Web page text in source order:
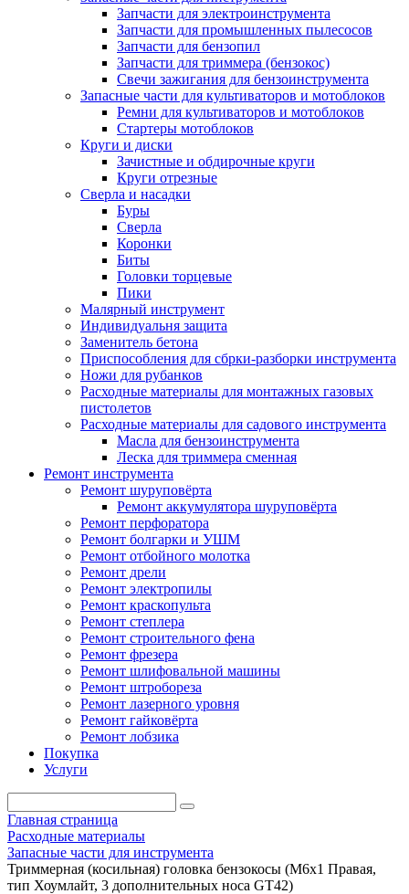
Запчасти для электроинструмента
Запчасти для промышленных пылесосов
Запчасти для бензопил
Запчасти для триммера (бензокос)
Свечи зажигания для бензоинструмента
Запасные части для культиваторов и мотоблоков
Ремни для культиваторов и мотоблоков
Стартеры мотоблоков
Круги и диски
Зачистные и обдирочные круги
Круги отрезные
Сверла и насадки
Буры
Сверла
Коронки
Биты
Головки торцевые
Пики
Малярный инструмент
Индивидуальня защита
Заменитель бетона
Приспособления для сбрки-разборки инструмента
Ножи для рубанков
Расходные материалы для монтажных газовых
пистолетов
Расходные материалы для садового инструмента
Масла для бензоинструмента
Леска для триммера сменная
Ремонт инструмента
Ремонт шуруповёрта
Ремонт аккумулятора шуруповёрта
Ремонт перфоратора
Ремонт болгарки и УШМ
Ремонт отбойного молотка
Ремонт дрели
Ремонт электропилы
Ремонт краскопульта
Ремонт степлера
Ремонт строительного фена
Ремонт фрезера
Ремонт шлифовальной машины
Ремонт штробореза
Ремонт лазерного уровня
Ремонт гайковёрта
Ремонт лобзика
Покупка
Услуги
Главная страница
Расходные материалы
Запасные части для инструмента
Триммерная (косильная) головка бензокосы (M6x1 Правая,
тип Хоумлайт, 3 дополнительных носа GT42)